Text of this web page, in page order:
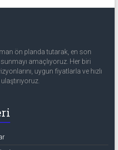
ön planda tutarak, en son
amaçlıyoruz. Her biri
uygun fiyatlarla ve hızlı